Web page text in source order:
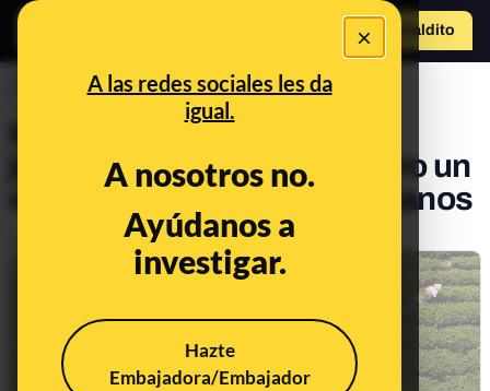
×
A las redes sociales les da
igual.
A nosotros no.
Ayúdanos a
investigar.
Hazte
Embajadora/Embajador
Hazte Maldito
PREBUNKING
Innovación sí, relevo no:
jóvenes más formados, pero un
campo que se queda sin manos
Jun 23, 2025, 1:35:44 PM